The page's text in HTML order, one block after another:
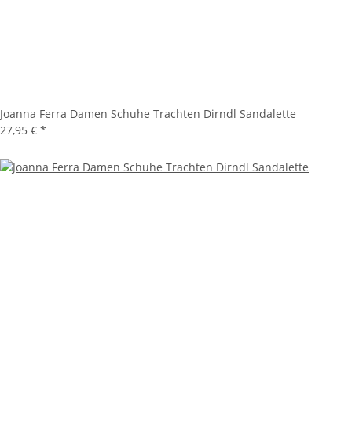
Joanna Ferra Damen Schuhe Trachten Dirndl Sandalette
27,95 € *